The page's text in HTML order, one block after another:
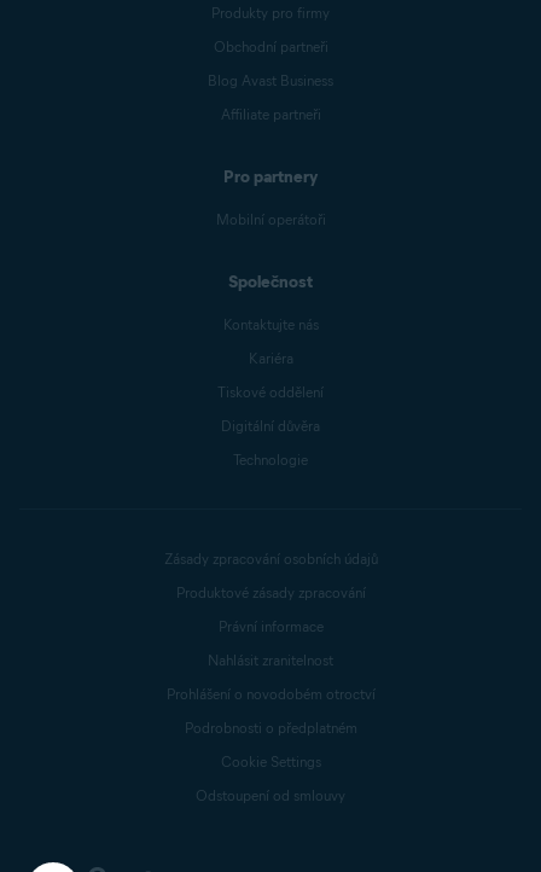
Produkty pro firmy
Obchodní partneři
Blog Avast Business
Affiliate partneři
Pro partnery
Mobilní operátoři
Společnost
Kontaktujte nás
Kariéra
Tiskové oddělení
Digitální důvěra
Technologie
Zásady zpracování osobních údajů
Produktové zásady zpracování
Právní informace
Nahlásit zranitelnost
Prohlášení o novodobém otroctví
Podrobnosti o předplatném
Cookie Settings
Odstoupení od smlouvy